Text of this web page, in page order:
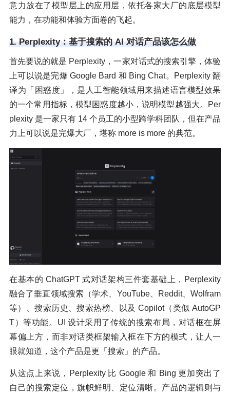
意力放在了模型层上的应用层，依托各家大厂的底层模型
能力，在功能和体验方面卷的飞起。
1. Perplexity：基于搜索的 AI 对话产品该怎么做
首先要说的就是 Perplexity，一家对话式的搜索引擎，体验
上可以说是完爆 Google Bard 和 Bing Chat。Perplexity 翻
译为「困惑度」，是人工智能领域用来描述语言模型效果
的一个常用指标，模型困惑度越小，说明模型越强大。Per
plexity 是一家只有 14 个员工的小型跨学科团队，但在产品
力上可以说是完爆大厂，堪称 more is more 的典范。
在基本的 ChatGPT 式对话架构三件套基础上，Perplexity
融合了垂直领域搜索（学术、YouTube、Reddit、Wolfram
等）、搜索历史、搜索热榜、以及 Copilot（类似 AutoGP
T）等功能。UI 设计采用了传统的搜索布局，对话框在屏
幕偏上方，而非对话类框架输入框在下方的模式，让人一
眼就知道，这个产品是更「搜索」的产品。
从这点上来说，Perplexity 比 Google 和 Bing 更加突出了
自己的搜索定位，旗帜鲜明、定位清晰。产品的逻辑则与